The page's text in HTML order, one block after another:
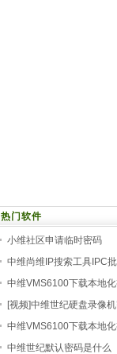
热门软件
小维社区申请临时密码
中维尚维IP搜索工具IPC
改工具
中维VMS6100下载本地
台JVMS 610
[视频]中维世纪硬盘录像
对老
中维VMS6100下载本地
台JVMS 610
中维世纪默认密码是什么